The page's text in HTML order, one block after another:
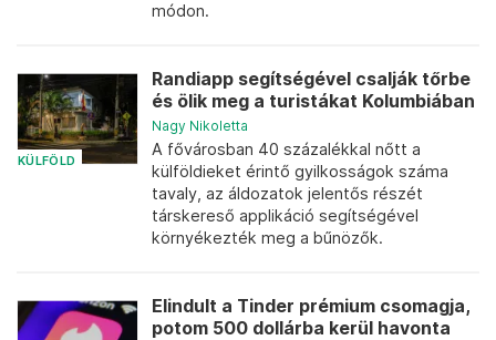
módon.
KÜLFÖLD
Randiapp segítségével csalják tőrbe
és ölik meg a turistákat Kolumbiában
Nagy Nikoletta
A fővárosban 40 százalékkal nőtt a
külföldieket érintő gyilkosságok száma
tavaly, az áldozatok jelentős részét
társkereső applikáció segítségével
környékezték meg a bűnözők.
Elindult a Tinder prémium csomagja,
potom 500 dollárba kerül havonta